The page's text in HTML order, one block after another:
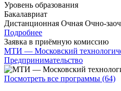
Уровень образования
Бакалавриат
Дистанционная Очная Очно-
Подробнее
Заявка в приёмную комиссию
МТИ — Московский
Предпринимательство
Посмотреть все программы (64)